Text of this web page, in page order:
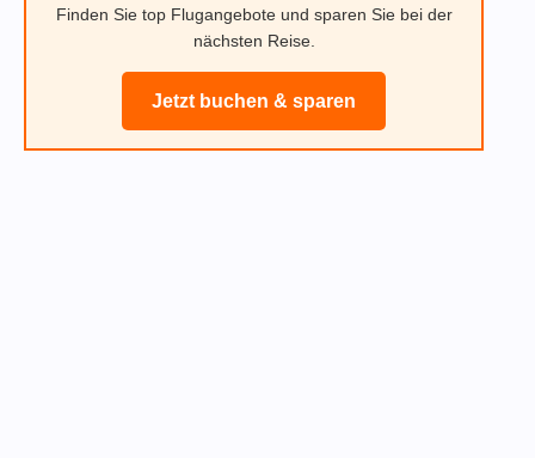
Finden Sie top Flugangebote und sparen Sie bei der
nächsten Reise.
Jetzt buchen & sparen